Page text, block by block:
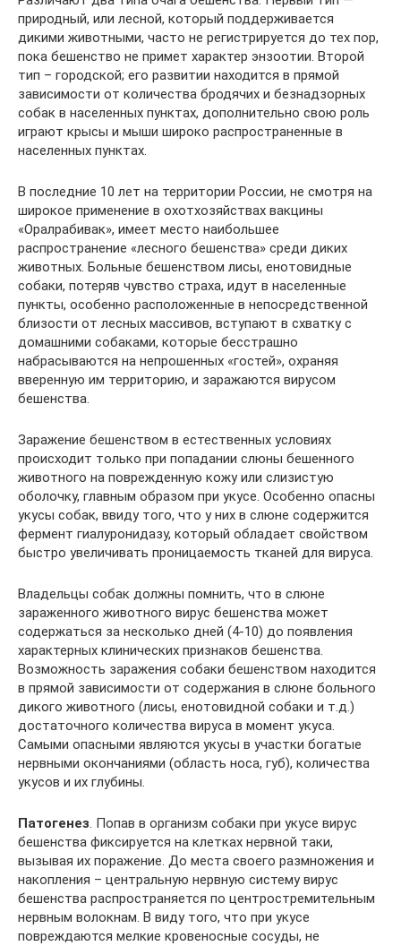
природный, или лесной, который поддерживается
дикими животными, часто не регистрируется до тех пор,
пока бешенство не примет характер энзоотии. Второй
тип – городской; его развитии находится в прямой
зависимости от количества бродячих и безнадзорных
собак в населенных пунктах, дополнительно свою роль
играют крысы и мыши широко распространенные в
населенных пунктах.
В последние 10 лет на территории России, не смотря на
широкое применение в охотхозяйствах вакцины
«Оралрабивак», имеет место наибольшее
распространение «лесного бешенства» среди диких
животных. Больные бешенством лисы, енотовидные
собаки, потеряв чувство страха, идут в населенные
пункты, особенно расположенные в непосредственной
близости от лесных массивов, вступают в схватку с
домашними собаками, которые бесстрашно
набрасываются на непрошенных «гостей», охраняя
вверенную им территорию, и заражаются вирусом
бешенства.
Заражение бешенством в естественных условиях
происходит только при попадании слюны бешенного
животного на поврежденную кожу или слизистую
оболочку, главным образом при укусе. Особенно опасны
укусы собак, ввиду того, что у них в слюне содержится
фермент гиалуронидазу, который обладает свойством
быстро увеличивать проницаемость тканей для вируса.
Владельцы собак должны помнить, что в слюне
зараженного животного вирус бешенства может
содержаться за несколько дней (4-10) до появления
характерных клинических признаков бешенства.
Возможность заражения собаки бешенством находится
в прямой зависимости от содержания в слюне больного
дикого животного (лисы, енотовидной собаки и т.д.)
достаточного количества вируса в момент укуса.
Самыми опасными являются укусы в участки богатые
нервными окончаниями (область носа, губ), количества
укусов и их глубины.
Патогенез. Попав в организм собаки при укусе вирус
бешенства фиксируется на клетках нервной таки,
вызывая их поражение. До места своего размножения и
накопления – центральную нервную систему вирус
бешенства распространяется по центростремительным
нервным волокнам. В виду того, что при укусе
повреждаются мелкие кровеносные сосуды, не